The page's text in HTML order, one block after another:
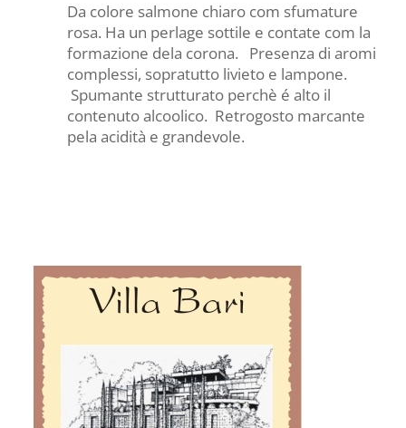
Da colore salmone chiaro com sfumature
rosa. Ha un perlage sottile e contate com la
formazione dela corona. Presenza di aromi
complessi, sopratutto livieto e lampone.
Spumante strutturato perchè é alto il
contenuto alcoolico. Retrogosto marcante
pela acidità e grandevole.